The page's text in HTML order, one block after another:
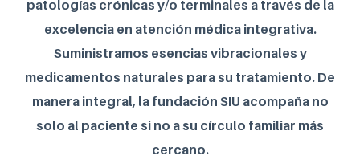
patologías crónicas y/o terminales a través de la
excelencia en atención médica integrativa.
Suministramos esencias vibracionales y
medicamentos naturales para su tratamiento. De
manera integral, la fundación SIU acompaña no
solo al paciente si no a su círculo familiar más
cercano.